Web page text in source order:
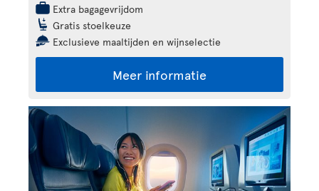
Extra bagagevrijdom
Gratis stoelkeuze
Exclusieve maaltijden en wijnselectie
Meer informatie